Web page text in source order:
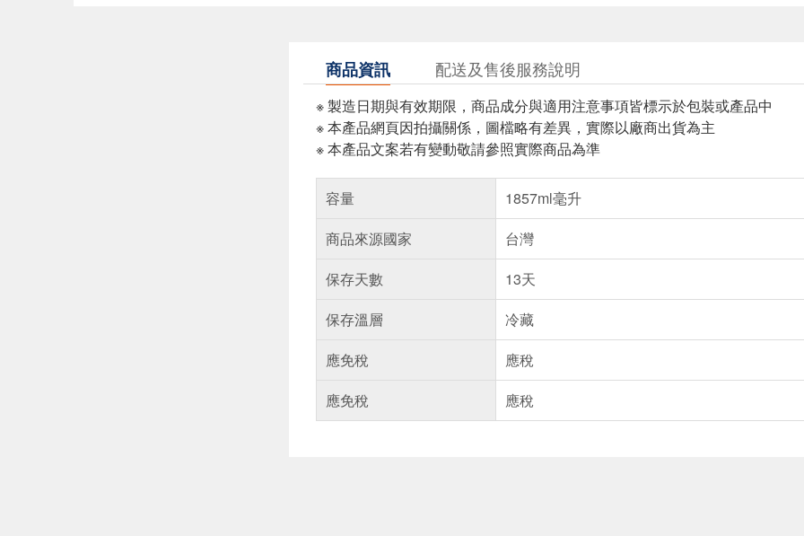
商品資訊 配送及售後服務說明
※ 製造日期與有效期限，商品成分與適用注意事項皆標示於包裝或產品中
※ 本產品網頁因拍攝關係，圖檔略有差異，實際以廠商出貨為主
※ 本產品文案若有變動敬請參照實際商品為準
容量
1857ml毫升
商品來源國家
台灣
保存天數
13天
保存溫層
冷藏
應免稅
應稅
應免稅
應稅